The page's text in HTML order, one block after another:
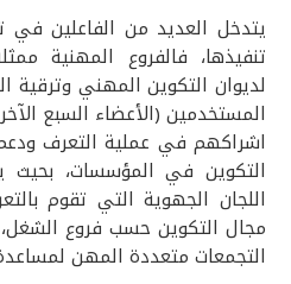
يتدخل العديد من الفاعلين
تنفيذها، فالفروع المهنية
لديوان التكوين المهني
المستخدمين (الأعضاء السبع
اشراكهم في عملية التعرف
التكوين في المؤسسات،
اللجان الجهوية التي تقوم
مجال التكوين حسب فروع
التجمعات متعددة المهن